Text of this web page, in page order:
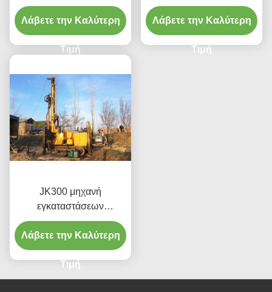
διατρήσεων επίγειων
αγκύρων
Λάβετε την Καλύτερη
Τιμή
200m πλήρης υδραυλική
περιστροφική
Λάβετε την Καλύτερη
Τιμή
JK300 μηχανή
εγκαταστάσεων
γεώτρησης διατρήσεων
φρεατίων νερού βαθιών
τρυπών αντιολισθητικών
αλυσίδων
Λάβετε την Καλύτερη
Τιμή